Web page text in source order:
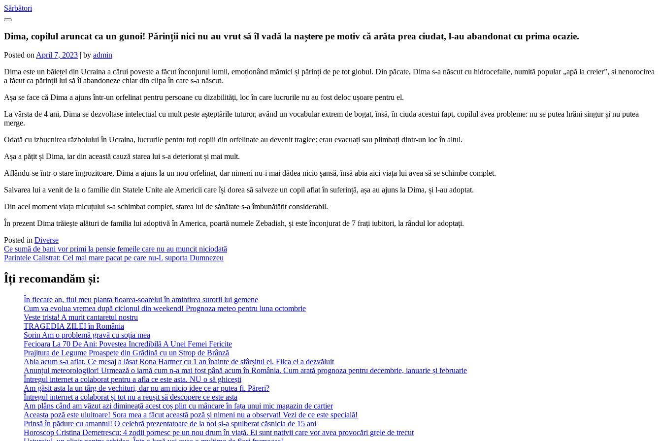
Skip
to
Sărbători
Dima, copilul aruncat ca un gunoi! Părinții nici nu au vrut să îl vadă la naștere pe motiv că arăta prea ciudat, l-au abandonat cu prima ocazie.
Posted onApril 7, 2023 | by admin
Dima este un băiețel din Ucraina a cărui poveste a făcut înconjurul lumii, emoționând mămici și părinți de pe tot globul. Din păcate, Dima s-a născut cu hidrocefalie, numită popular „apă la creier”, și nenorocirea
a făcut ca părinții lui să îl abandoneze chiar din clipa în care s-a născut.
Așa se face că Dima a ajuns într-un orfelinat pentru persoane cu dizabilități, loc în care lucrurile nu au fost deloc ușoare pentru el.
La vârsta de 4 ani, Dima se dezvoltase intelectual cu mult peste așteptările tuturor, având un vocabular extrem de bogat, însă, în ciuda acestui fapt, copilul avea probleme: nu se putea hrăni singur și nu putea
merge.
Odată cu izbucnirea războiului în Ucraina, lucrurile pentru toți copiii din orfelinate au devenit tragice: erau evacuați sau plimbați dintr-un loc în altul.
Așa a pățit și Dima, iar din această cauză starea lui s-a deteriorat și mai mult.
Aflându-se într-o stare îngrozitoare, Dima a ajuns la un nou orfelinat, dar nimeni nu-i mai dădea nicio șansă, însă abia aici viața lui avea să se schimbe complet.
Salvarea lui a venit de la o familie din Statele Unite ale Americii care își dorea să salveze un copil aflat în suferință, așa au ajuns la Dima, și l-au adoptat.
Din acel moment viața micuțului s-a schimbat complet, starea lui de sănătate s-a îmbunătățit considerabil.
În prezent Dima trăiește alături de familia lui adoptivă în America, poartă numele Zebadiah, și este înconjurat de 7 frați iubitori, la rândul lor adoptați.
Posted in Diverse
Post
navigation
Ce sumă de bani vor primi la pensie femeile care nu au muncit niciodată
Parintele Calistrat: Cel mai mare pacat pe care nu-L suporta Dumnezeu
Îți recomandăm și:
În fiecare an, fiul meu planta floarea-soarelui în amintirea surorii lui gemene
Cum va evolua vremea după ciclonul din weekend! Prognoza meteo pentru luna octombrie
Veste trista! A murit cantaretul nostru
TRAGEDIA ZILEI în România
Sorin Am o problemă gravă cu soția mea
Fecioara La 70 De Ani: Povestea Incredibilă A Unei Femei Fericite
Prajitura de Legume Proaspete din Grădină cu un Strop de Brânză
Abia acum s-a aflat. Ce mesaj a lăsat Rona Hartner cu 1 an înainte de sfârșitul ei. Fiica ei a dezvăluit
Anunțul meteorologilor! Urmează o iarnă cum n-a mai fost până acum în România. Cum arată prognoza pentru decembrie, ianuarie și februarie
Întregul internet a colaborat pentru a afla ce este asta. NU o să ghicești
Am găsit asta la un târg de vechituri, dar nu am nicio idee ce ar putea fi. Păreri?
Întregul internet a colaborat și tot nu a reușit să descopere ce este asta
Am plâns când am văzut azi dimineață acest coș plin cu mâncare în fața unui mic magazin de cartier
Aceasta poză este uluitoare! Sora mea a făcut această poză și nimeni nu a observat! Vezi de ce este specială!
Prinsă în pădure cu amantul! O celebră prezentatoare de la noi și-a spulberat căsnicia de 15 ani
Horoscop Cristina Demetrescu: 4 zodii pornesc pe un nou drum în viață. Ei sunt nativii care vor avea provocări grele de trecut